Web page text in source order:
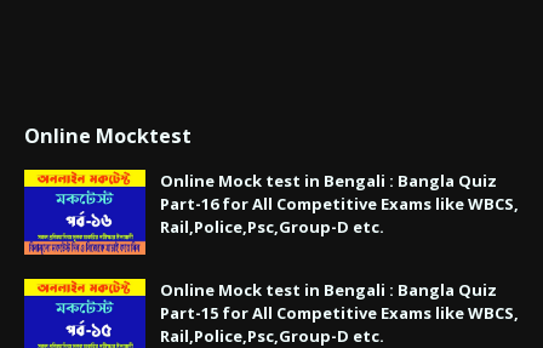
Online Mocktest
Online Mock test in Bengali : Bangla Quiz
Part-16 for All Competitive Exams like WBCS,
Rail,Police,Psc,Group-D etc.
Online Mock test in Bengali : Bangla Quiz
Part-15 for All Competitive Exams like WBCS,
Rail,Police,Psc,Group-D etc.